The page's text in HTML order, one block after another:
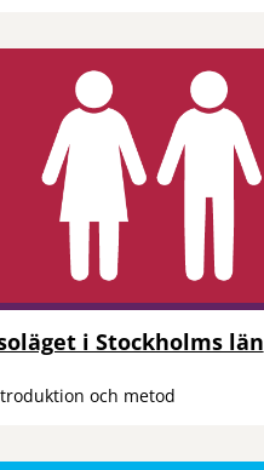
i Stockholms län
och metod